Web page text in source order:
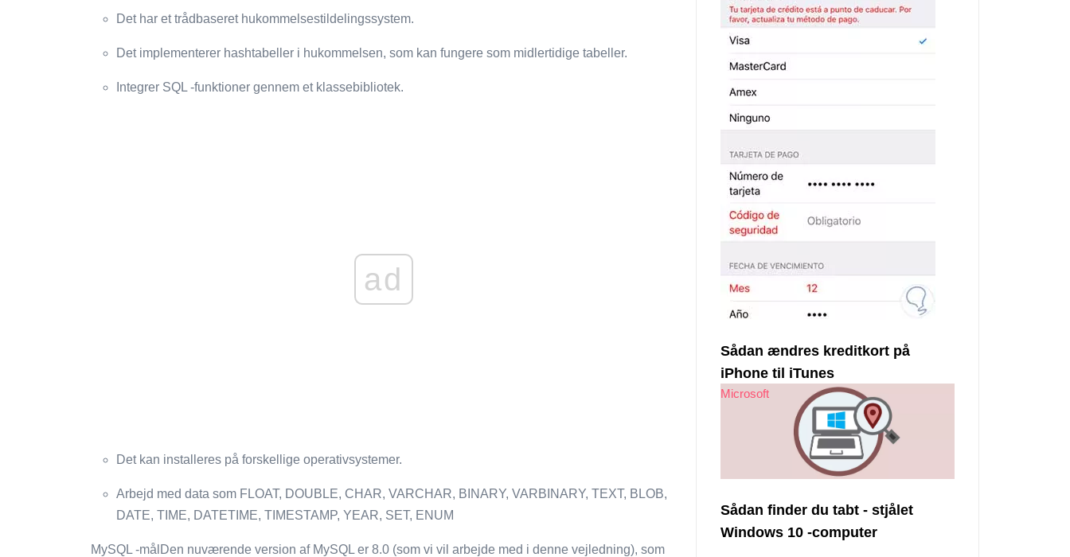
Det har et trådbaseret hukommelsestildelingssystem.
Det implementerer hashtabeller i hukommelsen, som kan fungere som midlertidige tabeller.
Integrer SQL -funktioner gennem et klassebibliotek.
ad
Det kan installeres på forskellige operativsystemer.
Arbejd med data som FLOAT, DOUBLE, CHAR, VARCHAR, BINARY, VARBINARY, TEXT, BLOB,
DATE, TIME, DATETIME, TIMESTAMP, YEAR, SET, ENUM
MySQL -målDen nuværende version af MySQL er 8.0 (som vi vil arbejde med i denne vejledning), som
Sådan ændres kreditkort på
iPhone til iTunes
Microsoft
Sådan finder du tabt - stjålet
Windows 10 -computer